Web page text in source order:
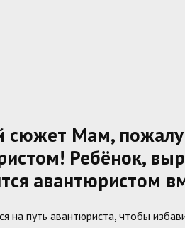
сюжет Мам,
Ребёнок,
авантюристом
на путь авантюриста, чтобы